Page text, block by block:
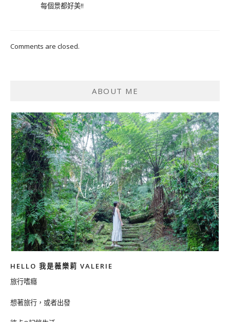
每個景都好美!!
Comments are closed.
ABOUT ME
HELLO 我是薇樂莉 VALERIE
旅行嗜癮
想著旅行，或者出發